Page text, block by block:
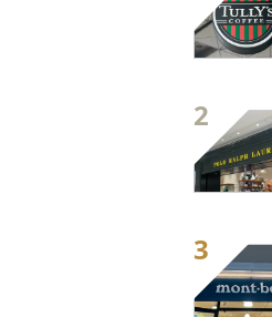
2
3